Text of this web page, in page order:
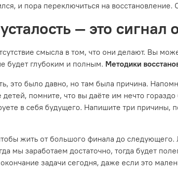
и пора переключиться на
— это сигнал
смысла в том, что они делают. Вы
будет глубоким и полным. Методики
это было давно, но там была причина.
помните, что вы даёте им нечто
в себя будущего. Напишите три причины,
жить от большого финала до
мы заработаем достаточно, тогда будет
задачи сегодня, даже если это